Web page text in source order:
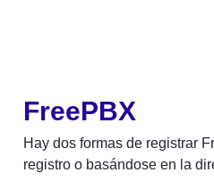
FreePBX
Hay dos formas de registrar
registro o basándose en la